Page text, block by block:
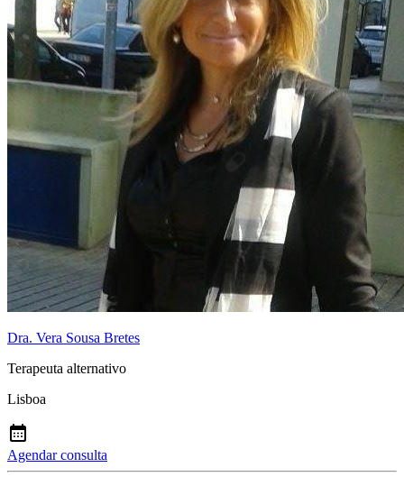
Dra. Vera Sousa Bretes
Terapeuta alternativo
Lisboa
Agendar consulta